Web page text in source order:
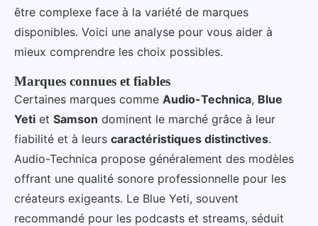
être complexe face à la variété de marques
disponibles. Voici une analyse pour vous aider à
mieux comprendre les choix possibles.
Marques connues et fiables
Certaines marques comme Audio-Technica, Blue
Yeti et Samson dominent le marché grâce à leur
fiabilité et à leurs caractéristiques distinctives.
Audio-Technica propose généralement des modèles
offrant une qualité sonore professionnelle pour les
créateurs exigeants. Le Blue Yeti, souvent
recommandé pour les podcasts et streams, séduit